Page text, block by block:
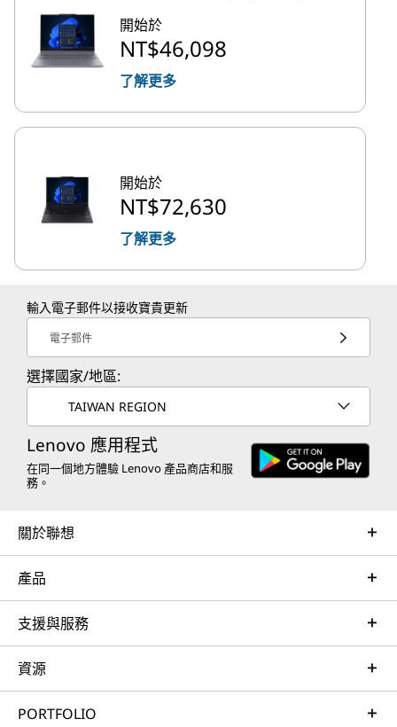
開始於
NT$46,098
了解更多
開始於
NT$72,630
了解更多
輸入電子郵件以接收寶貴更新
電子郵件
選擇國家/地區:
TAIWAN REGION
Lenovo 應用程式
在同一個地方體驗 Lenovo 產品商店和服
務。
關於聯想
產品
支援與服務
資源
PORTFOLIO